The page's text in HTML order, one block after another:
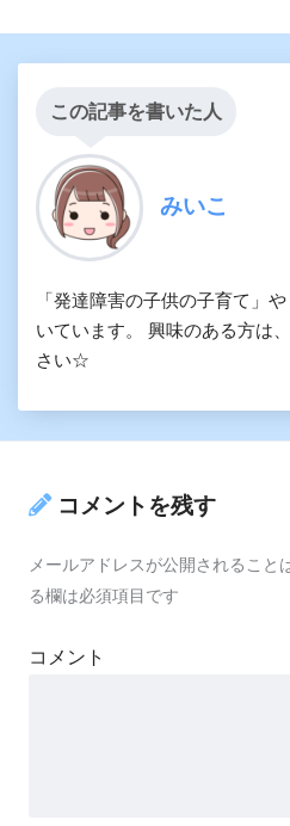
この記事を書いた人
みいこ
「発達障害の子供の子育て」
いています。 興味のある方は
さい☆
コメントを残す
メールアドレスが公開されること
る欄は必須項目です
コメント